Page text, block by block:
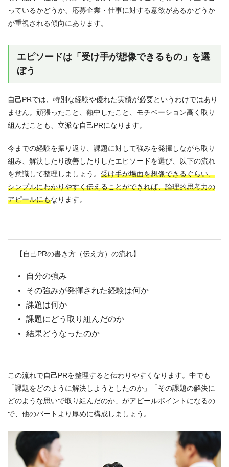
っているかどうか、応募企業・仕事に対する意欲があるかどうか
が重視される傾向にあります。
エピソードは「受け手が想像できるもの」を選
ぼう
自己PRでは、特別な経験や優れた実績が必要というわけではあり
ません。頑張ったこと、熱中したこと、モチベーション高く取り
組んだことも、立派な自己PRになります。
今までの経験を振り返り、課題に対して強みを発揮しながら取り
組み、解決したり改善したりしたエピソードを選び、以下の流れ
を意識して整理しましょう。 受け手が場面を想像できるぐらい、
シンプルにわかりやすく伝えることができれば、論理的思考力の
アピールにもなります。
【自己PRの書き方（伝え方）の流れ】
自分の強み
その強みが発揮された経験は何か
課題は何か
課題にどう取り組んだのか
結果どうなったのか
この流れで自己PRを整理すると伝わりやすくなります。中でも
「課題をどのように解決しようとしたのか」「その課題の解決に
どのような思いで取り組んだのか」がアピールポイントになるの
で、他のパートより厚めに構成しましょう。